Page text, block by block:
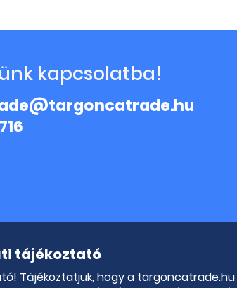
kapcsolatba!
tájékoztató
Tájékoztatjuk, hogy a